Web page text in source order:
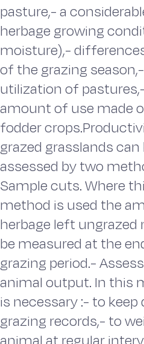
pasture,- a
herbage growing
moisture),-
of the grazing
utilization of
amount of use made
fodder
grazed grasslands can
assessed by two
Sample cuts. Where
method is used the
herbage left ungrazed
be measured at the
grazing period.-
animal output. In this
is necessary :- to keep
grazing records,- to